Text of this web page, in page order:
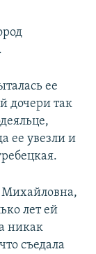
ее
дочери так
ее увезли и
Михайловна,
лет ей
никак
съедала